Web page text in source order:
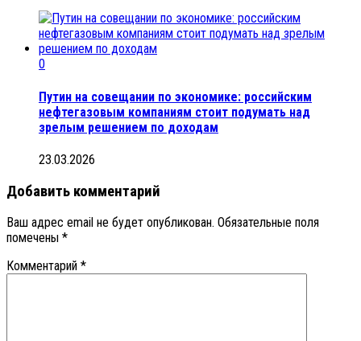
0
Путин на совещании по экономике: российским
нефтегазовым компаниям стоит подумать над
зрелым решением по доходам
23.03.2026
Добавить комментарий
Ваш адрес email не будет опубликован. Обязательные поля
помечены *
Комментарий *